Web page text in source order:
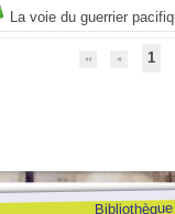
La voie du guerrier
1